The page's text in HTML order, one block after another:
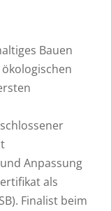
Bauen
Anpassung
als
Finalist beim